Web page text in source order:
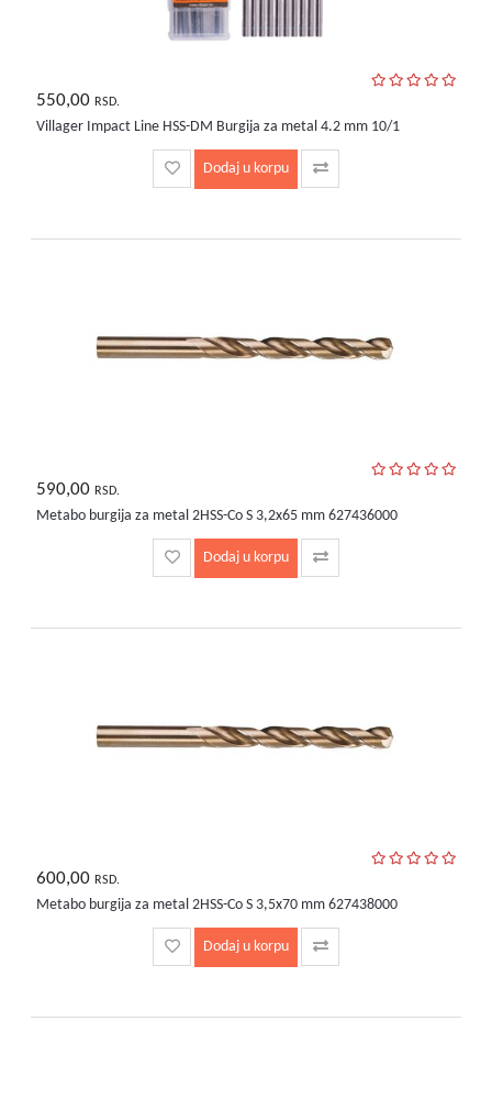
550,00 RSD.
Villager Impact Line HSS-DM Burgija za metal 4.2 mm 10/1
Dodaj u korpu
590,00 RSD.
Metabo burgija za metal 2HSS-Co S 3,2x65 mm 627436000
Dodaj u korpu
600,00 RSD.
Metabo burgija za metal 2HSS-Co S 3,5x70 mm 627438000
Dodaj u korpu